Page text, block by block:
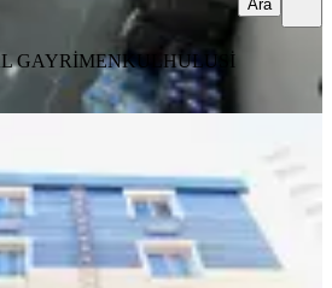
GAYRİMENKUL HULUSİ
Ara
5 Dakika Az Katlı 3 Yıllık Yeni
1+1 Emsalsiz Daire
Yeşilyurt Mahallesi